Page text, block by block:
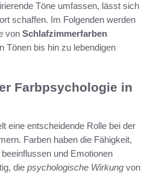
Töne umfassen, lässt sich
schaffen. Im Folgenden werden
von Schlafzimmerfarben
Tönen bis hin zu lebendigen
Farbpsychologie in
eine entscheidende Rolle bei der
Farben haben die Fähigkeit,
und Emotionen
die psychologische Wirkung von